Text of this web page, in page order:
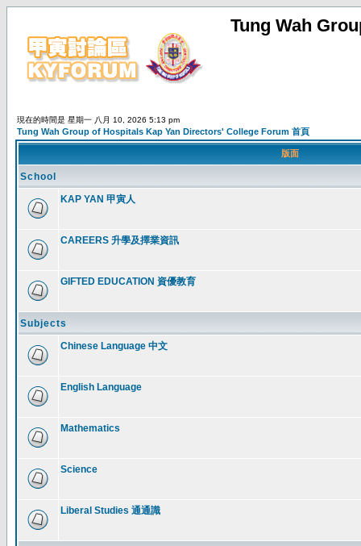
Tung Wah
現在的時間是 星期一 八月 10, 2026 5:13 pm
Tung Wah Group of Hospitals Kap Yan Directors' College Forum 首頁
版面
School
KAP YAN 甲寅人
CAREERS 升學及擇業資訊
GIFTED EDUCATION 資優教育
Subjects
Chinese Language 中文
English Language
Mathematics
Science
Liberal Studies 通通識